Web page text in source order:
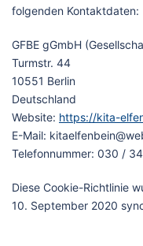
folgenden Kontaktdaten:
GFBE gGmbH
Turmstr. 44
10551 Berlin
Deutschland
Website: https://kita-
E-Mail: kitaelfenbein@
Telefonnummer: 030 /
Diese Cookie-Richtlinie
10. September 2020